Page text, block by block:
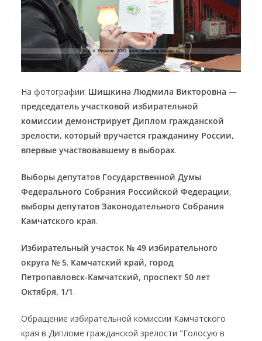
На фотографии: Шишкина Людмила Викторовна —
председатель участковой избирательной
комиссии демонстрирует Диплом гражданской
зрелости, который вручается гражданину России,
впервые участвовавшему в выборах.
Выборы депутатов Государственной Думы
Федерального Собрания Российской Федерации,
выборы депутатов Законодательного Собрания
Камчатского края.
Избирательный участок № 49 избирательного
округа № 5. Камчатский край, город
Петропавловск-Камчатский, проспект 50 лет
Октября, 1/1.
Обращение избирательной комиссии Камчатского
края в Дипломе гражданской зрелости "Голосую в